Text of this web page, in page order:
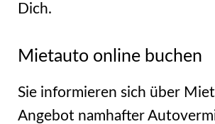
Dich.
Mietauto online buchen
Sie informieren sich über
Angebot namhafter